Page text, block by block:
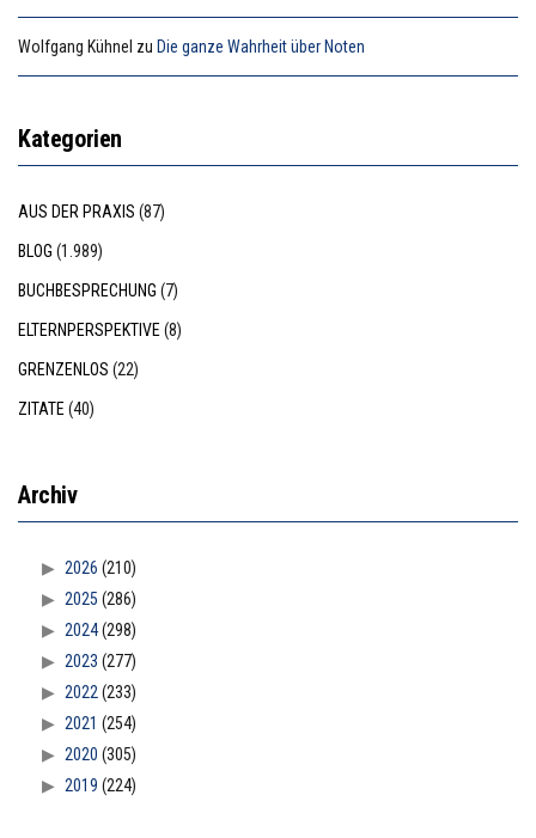
Wolfgang Kühnel zu Die ganze Wahrheit über Noten
Kategorien
AUS DER PRAXIS (87)
BLOG (1.989)
BUCHBESPRECHUNG (7)
ELTERNPERSPEKTIVE(8)
GRENZENLOS (22)
ZITATE(40)
Archiv
2026 (210)
2025 (286)
2024(298)
2023 (277)
2022(233)
2021 (254)
2020 (305)
2019 (224)